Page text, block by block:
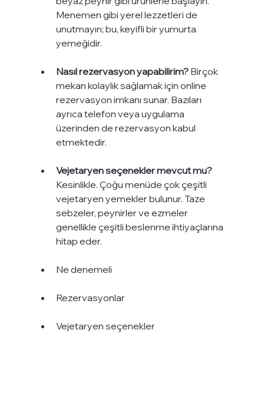
Menemen gibi yerel lezzetleri de
unutmayın; bu, keyifli bir yumurta
yemeğidir.
Nasıl rezervasyon yapabilirim? Birçok
mekan kolaylık sağlamak için online
rezervasyon imkanı sunar. Bazıları
ayrıca telefon veya uygulama
üzerinden de rezervasyon kabul
etmektedir.
Vejetaryen seçenekler mevcut mu?
Kesinlikle. Çoğu menüde çok çeşitli
vejetaryen yemekler bulunur. Taze
sebzeler, peynirler ve ezmeler
genellikle çeşitli beslenme ihtiyaçlarına
hitap eder.
Ne denemeli
Rezervasyonlar
Vejetaryen seçenekler